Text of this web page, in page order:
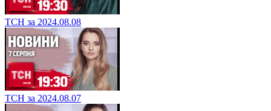
ТСН за 2024.08.08
ТСН за 2024.08.07